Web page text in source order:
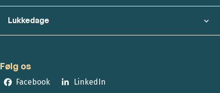
Lukkedage
Følg os
Facebook LinkedIn